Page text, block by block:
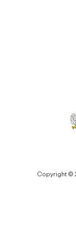
Copyright ©